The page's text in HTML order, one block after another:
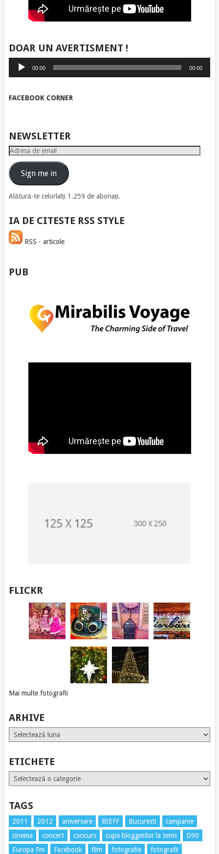
DOAR UN AVERTISMENT !
Player
audio
00:00 00:00
FACEBOOK CORNER
NEWSLETTER
Adresa
emailSign me in
Alătură-te celorlalți 1.259 de abonați.
IA DE CITESTE RSS STYLE
RSS - articole
PUB
FLICKR
Mai multe fotografii
ARHIVE
Arhive
ETICHETE
Etichete
TAGS
2011 2012 aniversare BIEFF Bucuresti
campanie
cinema
concert concurs cupa bloggerilor la tenis
D90
Europa Fm
Facebook film fotografie
fotografii